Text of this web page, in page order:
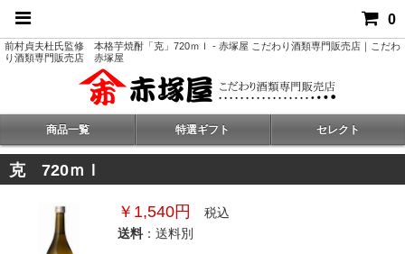
0
前村貞夫杜氏監修 本格芋焼酎「克」720ｍｌ - 赤塚屋 こだわり酒類専門販売店｜こだわ
り酒類専門販売店 赤塚屋
商品一覧 特選ギフト セレクト
克 720ｍｌ
￥1,540円
税込
送料 ：送料別